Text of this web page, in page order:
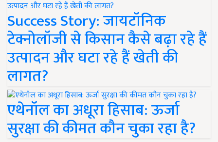
Success Story: जायटॉनिक
टेक्नोलॉजी से किसान कैसे बढ़ा रहे हैं
उत्पादन और घटा रहे हैं खेती की
लागत?
एथेनॉल का अधूरा हिसाब: ऊर्जा
सुरक्षा की कीमत कौन चुका रहा है?